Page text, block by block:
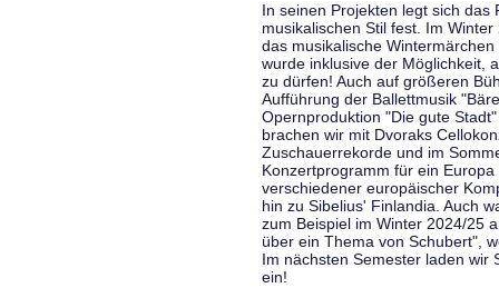
In seinen Projekten legt sich das
musikalischen Stil fest. Im
das musikalische
wurde inklusive der Möglichkeit,
zu dürfen! Auch auf größeren
Aufführung der Ballettmusik
Opernproduktion "Die gute
brachen wir mit Dvoraks
Zuschauerrekorde und im
Konzertprogramm für ein
verschiedener europäischer
hin zu Sibelius' Finlandia. Auch
zum Beispiel im Winter 2024/25
über ein Thema von Schubert",
Im nächsten Semester laden wir
ein!